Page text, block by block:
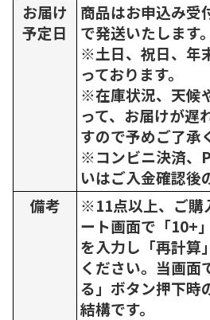
お届け
予定日
商品はお申込み受
で発送いたします。
※土日、祝日、年
っております。
※在庫状況、天候
って、お届けが遅
すので予めご了承
※コンビニ決済、
いはご入金確認後
備考
※11点以上、ご購
ート画面で「10+
を入力し「再計算
ください。当画面
る」ボタン押下時
結構です。